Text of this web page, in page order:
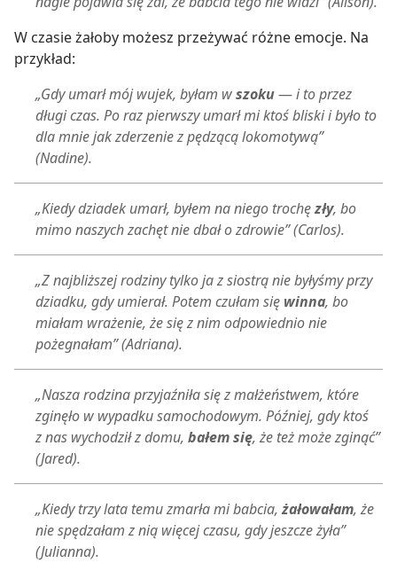
W czasie żałoby możesz przeżywać różne emocje. Na
przykład:
„Gdy umarł mój wujek, byłam wszoku—i to przez
długi czas. Po raz pierwszy umarł mi ktoś bliski i było to
dla mnie jak zderzenie z pędzącą lokomotywą”
(Nadine).
„Kiedy dziadek umarł, byłem na niego trochęzły, bo
mimo naszych zachęt nie dbał o zdrowie” (Carlos).
„Z najbliższej rodziny tylko ja z siostrą nie byłyśmy przy
dziadku, gdy umierał. Potem czułam się winna, bo
miałam wrażenie, że się z nim odpowiednio nie
pożegnałam” (Adriana).
„Nasza rodzina przyjaźniła się z małżeństwem, które
zginęło w wypadku samochodowym. Później, gdy ktoś
z nas wychodził z domu, bałem się, że też może zginąć”
(Jared).
„Kiedy trzy lata temu zmarła mi babcia,żałowałam, że
nie spędzałam z nią więcej czasu, gdy jeszcze żyła”
(Julianna).